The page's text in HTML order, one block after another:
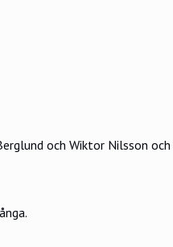
och Wiktor Nilsson